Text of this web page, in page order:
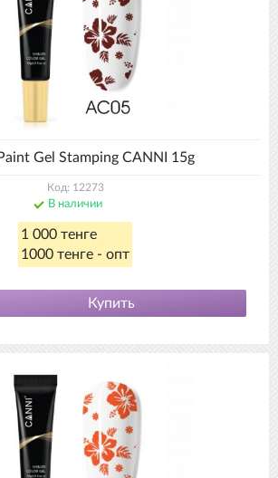
Gel Stamping CANNI 15g
Код: 12273
В наличии
1 000 тенге
1000 тенге - опт
Купить